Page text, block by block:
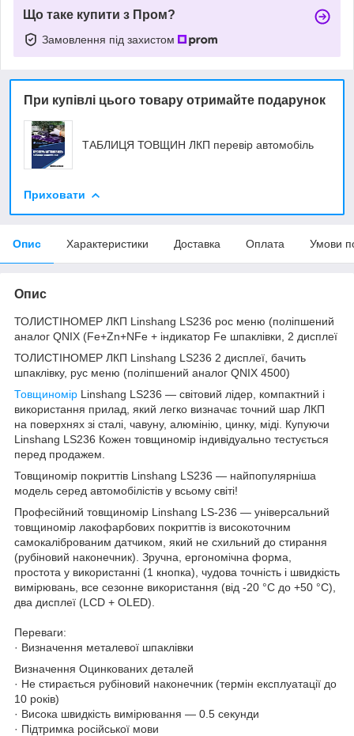
Що таке купити з Пром?
Замовлення під захистом
При купівлі цього товару отримайте подарунок
ТАБЛИЦЯ ТОВЩИН ЛКП перевір автомобіль
Приховати
Опис Характеристики Доставка Оплата Умови
Опис
ТОЛИСТІНОМЕР ЛКП Linshang LS236 рос меню (поліпшений
аналог QNIX (Fe+Zn+NFe + індикатор Fe шпаклівки, 2 дисплеї
ТОЛИСТІНОМЕР ЛКП Linshang LS236 2 дисплеї, бачить
шпаклівку, рус меню (поліпшений аналог QNIX 4500)
Товщиномір Linshang LS236 — світовий лідер, компактний і
використання прилад, який легко визначає точний шар ЛКП
на поверхнях зі сталі, чавуну, алюмінію, цинку, міді. Купуючи
Linshang LS236 Кожен товщиномір індивідуально тестується
перед продажем.
Товщиномір покриттів Linshang LS236 — найпопулярніша
модель серед автомобілістів у всьому світі!
Професійний товщиномір Linshang LS-236 — універсальний
товщиномір лакофарбових покриттів із високоточним
самокаліброваним датчиком, який не схильний до стирання
(рубіновий наконечник). Зручна, ергономічна форма,
простота у використанні (1 кнопка), чудова точність і швидкість
вимірювань, все сезонне використання (від -20 °C до +50 °C),
два дисплеї (LCD + OLED).
Переваги:
· Визначення металевої шпаклівки
Визначення Оцинкованих деталей
· Не стирається рубіновий наконечник (термін експлуатації до
10 років)
· Висока швидкість вимірювання — 0.5 секунди
· Підтримка російської мови